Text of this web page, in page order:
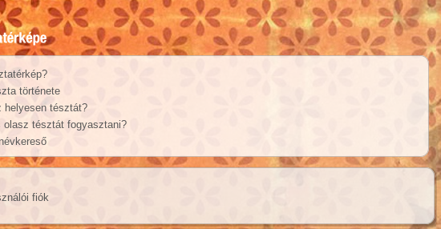
története
helyesen tésztát?
olasz tésztát fogyasztani?
fiók